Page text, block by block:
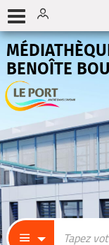
BENOÎTE